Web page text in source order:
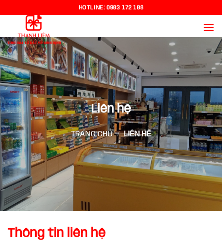
dung
HOTLINE:0983 172 188
Liên hệ
TRANG CHỦ / LIÊN HỆ
Thông tin liên hệ